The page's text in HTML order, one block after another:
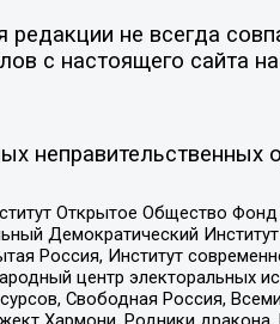
не всегда
с настоящего сайта
неправительственных
Открытое Общество
Демократический Институт
Россия, Институт
центр электоральных
Свободная Россия,